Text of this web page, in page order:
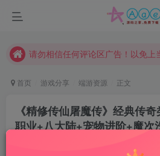
请勿相信任何评论区广告！以免上
首页 游戏分享 端游资源 正文
《精修传仙屠魔传》经典传
职业+八大陆+宠物进阶+魔次